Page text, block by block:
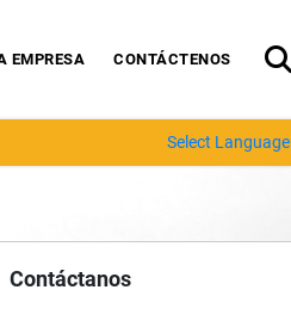
EMPRESA CONTÁCTENOS
Select Language
Contáctanos